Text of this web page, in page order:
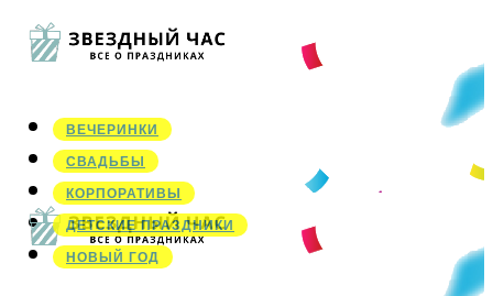
ВЕЧЕРИНКИ
СВАДЬБЫ
КОРПОРАТИВЫ
ДЕТСКИЕ ПРАЗДНИКИ
НОВЫЙ ГОД